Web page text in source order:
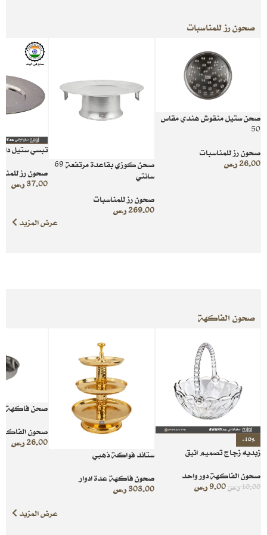
صحون رز للمناسبات
صحن ستيل منقوش هندي مقاس
50
صحون رز للمناسبات
26.00ر.س
صحن كوزي بقاعدة مرتفعة 69
سانتي
صحون رز للمناسبات
269.00ر.س
تبسي ستيل
صحون رز
37.00ر.س
عرض المزيد
صحون الفاكهة
-10%
زبديه زجاج تصميم انيق
صحون الفاكهة دور واحد
10.00ر.س9.00ر.س
ستاند فواكة ذهبي
صحون فاكهة عدة ادوار
303.00 ر.س
صحن فاكهة
صحون
26.00ر.س
عرض المزيد